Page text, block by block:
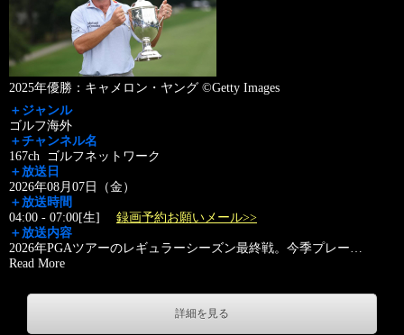
2025年優勝：キャメロン・ヤング ©Getty Images
＋ジャンル
ゴルフ海外
＋チャンネル名
167ch ゴルフネットワーク
＋放送日
2026年08月07日（金）
＋放送時間
04:00 - 07:00[生] 録画予約お願いメール>>
＋放送内容
2026年PGAツアーのレギュラーシーズン最終戦。今季プレー…
Read More
詳細を見る